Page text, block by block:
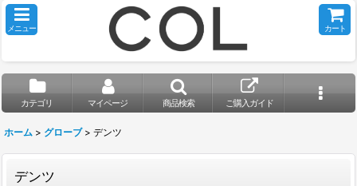
メニュー カート
カテゴリ マイページ 商品検索 ご購入ガイド
ホーム > グローブ > デンツ
デンツ